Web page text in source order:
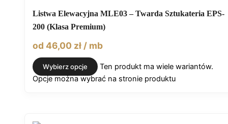
Listwa Elewacyjna MLE03 – Twarda Sztukateria EPS-
200 (Klasa Premium)
od 46,00 zł / mb
Wybierz opcje
Ten produkt ma wiele wariantów.
Opcje można wybrać na stronie produktu